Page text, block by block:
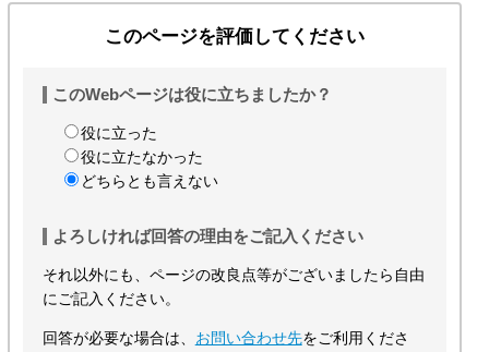
このページを評価してください
このWebページは役に立ちましたか？
役に立った
役に立たなかった
どちらとも言えない
よろしければ回答の理由をご記入ください
それ以外にも、ページの改良点等がございましたら自由
にご記入ください。
回答が必要な場合は、 お問い合わせ先をご利用くださ